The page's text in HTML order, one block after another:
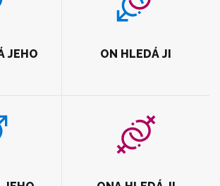
JEHO ON HLEDÁ JI